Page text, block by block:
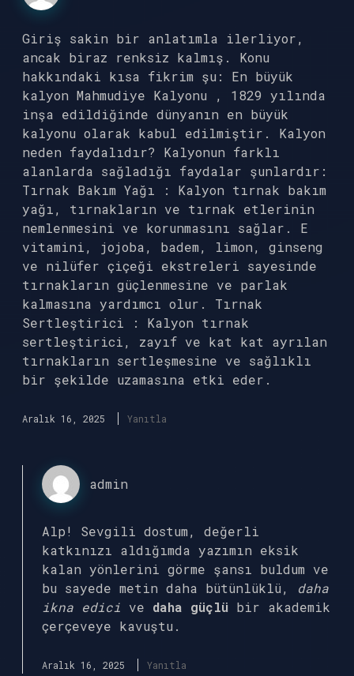
Giriş sakin bir anlatımla ilerliyor,
ancak biraz renksiz kalmış. Konu
hakkındaki kısa fikrim şu: En büyük
kalyon Mahmudiye Kalyonu , 1829 yılında
inşa edildiğinde dünyanın en büyük
kalyonu olarak kabul edilmiştir. Kalyon
neden faydalıdır? Kalyonun farklı
alanlarda sağladığı faydalar şunlardır:
Tırnak Bakım Yağı : Kalyon tırnak bakım
yağı, tırnakların ve tırnak etlerinin
nemlenmesini ve korunmasını sağlar. E
vitamini, jojoba, badem, limon, ginseng
ve nilüfer çiçeği ekstreleri sayesinde
tırnakların güçlenmesine ve parlak
kalmasına yardımcı olur. Tırnak
Sertleştirici : Kalyon tırnak
sertleştirici, zayıf ve kat kat ayrılan
tırnakların sertleşmesine ve sağlıklı
bir şekilde uzamasına etki eder.
Aralık 16, 2025 Yanıtla
admin
Alp! Sevgili dostum, değerli
katkınızı aldığımda yazımın eksik
kalan yönlerini görme şansı buldum ve
bu sayede metin daha bütünlüklü, daha
ikna edici ve daha güçlü bir akademik
çerçeveye kavuştu.
Aralık 16, 2025 Yanıtla